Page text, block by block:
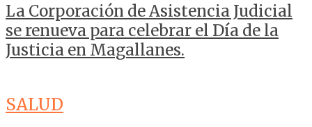
La Corporación de Asistencia Judicial
se renueva para celebrar el Día de la
Justicia en Magallanes.
SALUD